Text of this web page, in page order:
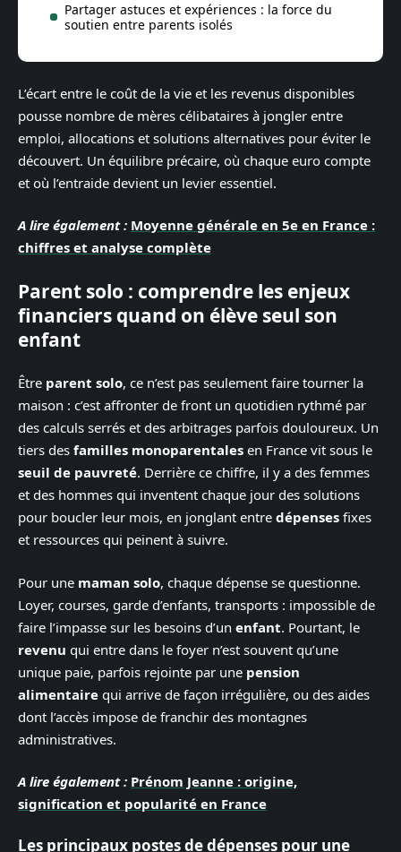
Partager astuces et expériences : la force du
soutien entre parents isolés
L’écart entre le coût de la vie et les revenus disponibles
pousse nombre de mères célibataires à jongler entre
emploi, allocations et solutions alternatives pour éviter le
découvert. Un équilibre précaire, où chaque euro compte
et où l’entraide devient un levier essentiel.
A lire également : Moyenne générale en 5e en France :
chiffres et analyse complète
Parent solo : comprendre les enjeux
financiers quand on élève seul son
enfant
Être parent solo, ce n’est pas seulement faire tourner la
maison : c’est affronter de front un quotidien rythmé par
des calculs serrés et des arbitrages parfois douloureux. Un
tiers des familles monoparentales en France vit sous le
seuil de pauvreté. Derrière ce chiffre, il y a des femmes
et des hommes qui inventent chaque jour des solutions
pour boucler leur mois, en jonglant entre dépenses fixes
et ressources qui peinent à suivre.
Pour une maman solo, chaque dépense se questionne.
Loyer, courses, garde d’enfants, transports : impossible de
faire l’impasse sur les besoins d’un enfant. Pourtant, le
revenu qui entre dans le foyer n’est souvent qu’une
unique paie, parfois rejointe par une pension
alimentaire qui arrive de façon irrégulière, ou des aides
dont l’accès impose de franchir des montagnes
administratives.
A lire également : Prénom Jeanne : origine,
signification et popularité en France
Les principaux postes de dépenses pour une